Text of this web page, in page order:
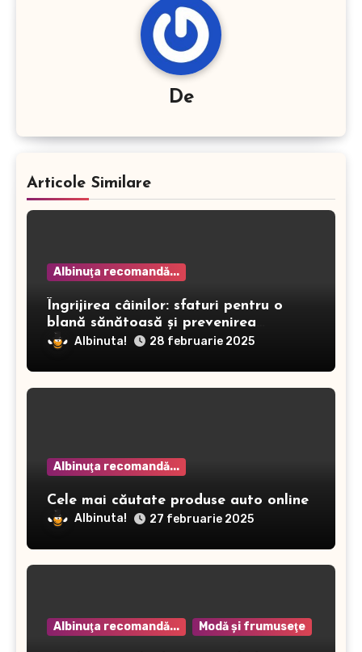
De
Articole Similare
Albinuţa recomandă...
Îngrijirea câinilor: sfaturi pentru o
blană sănătoasă și prevenirea
dermatitei
Albinuta! 28 februarie 2025
Albinuţa recomandă...
Cele mai căutate produse auto online
Albinuta! 27 februarie 2025
Albinuţa recomandă... Modă şi frumuseţe